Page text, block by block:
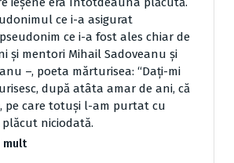
ce i-a asigurat
ce i-a fost ales chiar de
şi mentori Mihail Sadoveanu şi
–, poeta mărturisea: “Daţi-mi
după atâta amar de ani, că
pe care totuşi l-am purtat cu
niciodată.
mult